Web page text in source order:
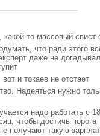
какой-то массовый свист
что ради этого
даже не
и токаев не отстает
Надеяться нужно
надо работать с
чтобы достичь порога
получают такую